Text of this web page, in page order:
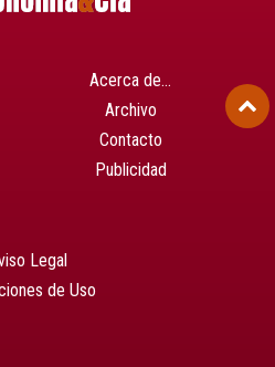
Acerca de…
Archivo
Contacto
Publicidad
Legal
de Uso